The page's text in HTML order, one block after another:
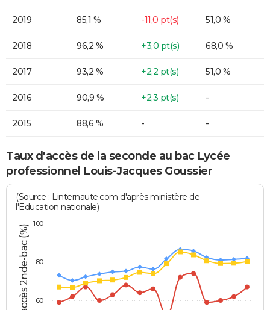
2019 85,1 % -11,0 pt(s) 51,0 %
2018 96,2 % +3,0 pt(s) 68,0 %
2017 93,2 % +2,2 pt(s) 51,0 %
2016 90,9 % +2,3 pt(s) -
2015 88,6 % - -
Taux d'accès de la seconde au bac Lycée
professionnel Louis-Jacques Goussier
Taux accès 2nde-bac (%)
(Source : Linternaute.com d'après ministère de
l'Education nationale)
60
80
100